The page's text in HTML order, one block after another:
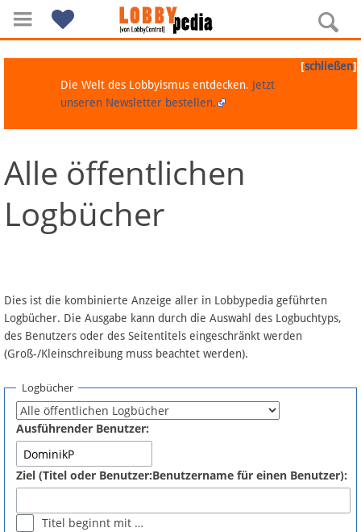
Navigation
Über Lobbypedia
Artikel nach Kategorien
FAQ
Fördermitglied werden
Fehler melden
[schließen]
Die Welt des Lobbyismus entdecken. Jetzt
unseren Newsletter bestellen.
Alle öffentlichen
Logbücher
Dies ist die kombinierte Anzeige aller in Lobbypedia geführten
Logbücher. Die Ausgabe kann durch die Auswahl des Logbuchtyps,
des Benutzers oder des Seitentitels eingeschränkt werden
(Groß-/Kleinschreibung muss beachtet werden).
Logbücher
Ausführender Benutzer:
Ziel (Titel oder Benutzer:Benutzername für einen Benutzer):
Titel beginnt mit …